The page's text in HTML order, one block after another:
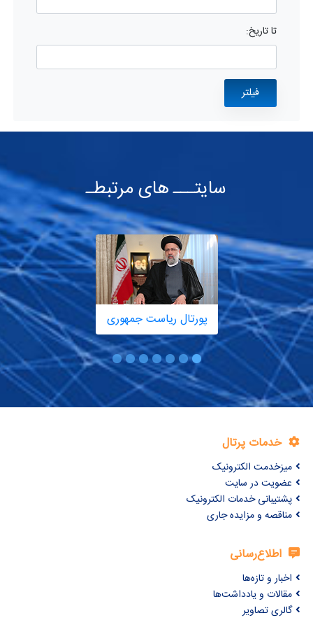
تا تاریخ:
سایتـــ های مرتبطـ
پورتال ریاست جمهوری
خدمات پرتال
میزخدمت الکترونیک
عضویت در سایت
پشتیبانی خدمات الکترونیک
مناقصه و مزایده جاری
اطلاع‌رسانی
اخبار و تازه‌ها
مقالات و یادداشت‌ها
گالری تصاویر